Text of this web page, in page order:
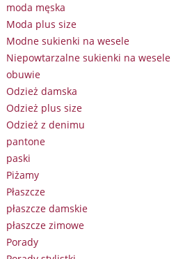
moda męska
Moda plus size
Modne sukienki na wesele
Niepowtarzalne sukienki na wesele
obuwie
Odzież damska
Odzież plus size
Odzież z denimu
pantone
paski
Piżamy
Płaszcze
płaszcze damskie
płaszcze zimowe
Porady